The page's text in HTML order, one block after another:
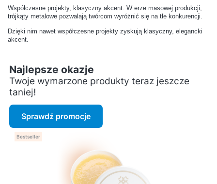
nadpotliwości stóp?
przemoczone buty?
Czy można używać tego
Czy prawidła do butów
Jak przechowywać buty
sportowe po treningu?
Jak często wymieniać
Jak czyścić buty z
materiałów syntetycznych?
Czy mogę używać jednego
kremu do różnych kolorów
Jakie są objawy
przesuszenia skóry
Współczesne projekty, klasyczny akcent: W erze masowej produkcji,
trójkąty metalowe pozwalają twórcom wyróżnić się na tle konkurencji.
Dzięki nim nawet współczesne projekty zyskują klasyczny, elegancki
akcent.
Najlepsze okazje
Twoje wymarzone produkty teraz jeszcze
taniej!
Sprawdź promocje
Bestseller